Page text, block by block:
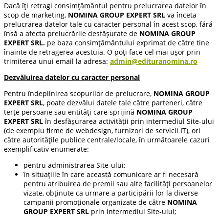
Dacă îți retragi consimțământul pentru prelucrarea datelor în
scop de marketing, NOMINA GROUP EXPERT SRL va înceta
prelucrarea datelor tale cu caracter personal în acest scop, fără
însă a afecta prelucrările desfășurate de NOMINA GROUP
EXPERT SRL. pe baza consimțământului exprimat de către tine
înainte de retragerea acestuia. O poți face cel mai ușor prin
trimiterea unui email la adresa: admin@edituranomina.ro
Dezvăluirea datelor cu caracter personal
Pentru îndeplinirea scopurilor de prelucrare, NOMINA GROUP
EXPERT SRL, poate dezvălui datele tale către parteneri, către
terțe persoane sau entități care sprijină NOMINA GROUP
EXPERT SRLîn desfășurarea activității prin intermediul Site-ului
(de exemplu firme de webdesign, furnizori de servicii IT), ori
către autoritățile publice centrale/locale, în următoarele cazuri
exemplificativ enumerate:
pentru administrarea Site-ului;
în situațiile în care această comunicare ar fi necesară
pentru atribuirea de premii sau alte facilități persoanelor
vizate, obținute ca urmare a participării lor la diverse
campanii promoționale organizate de către NOMINA
GROUP EXPERT SRL prin intermediul Site-ului;